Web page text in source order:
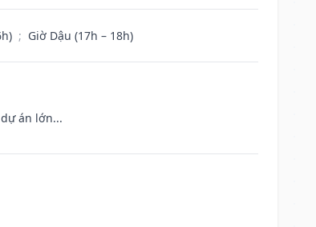
; Giờ Dậu (17h – 18h)
án lớn...